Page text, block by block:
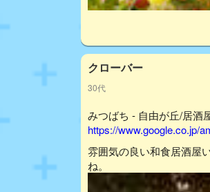
クローバー
30代
みつばち - 自由が丘/居酒
https://www.google.co.jp/
雰囲気の良い和食居酒屋
ね。